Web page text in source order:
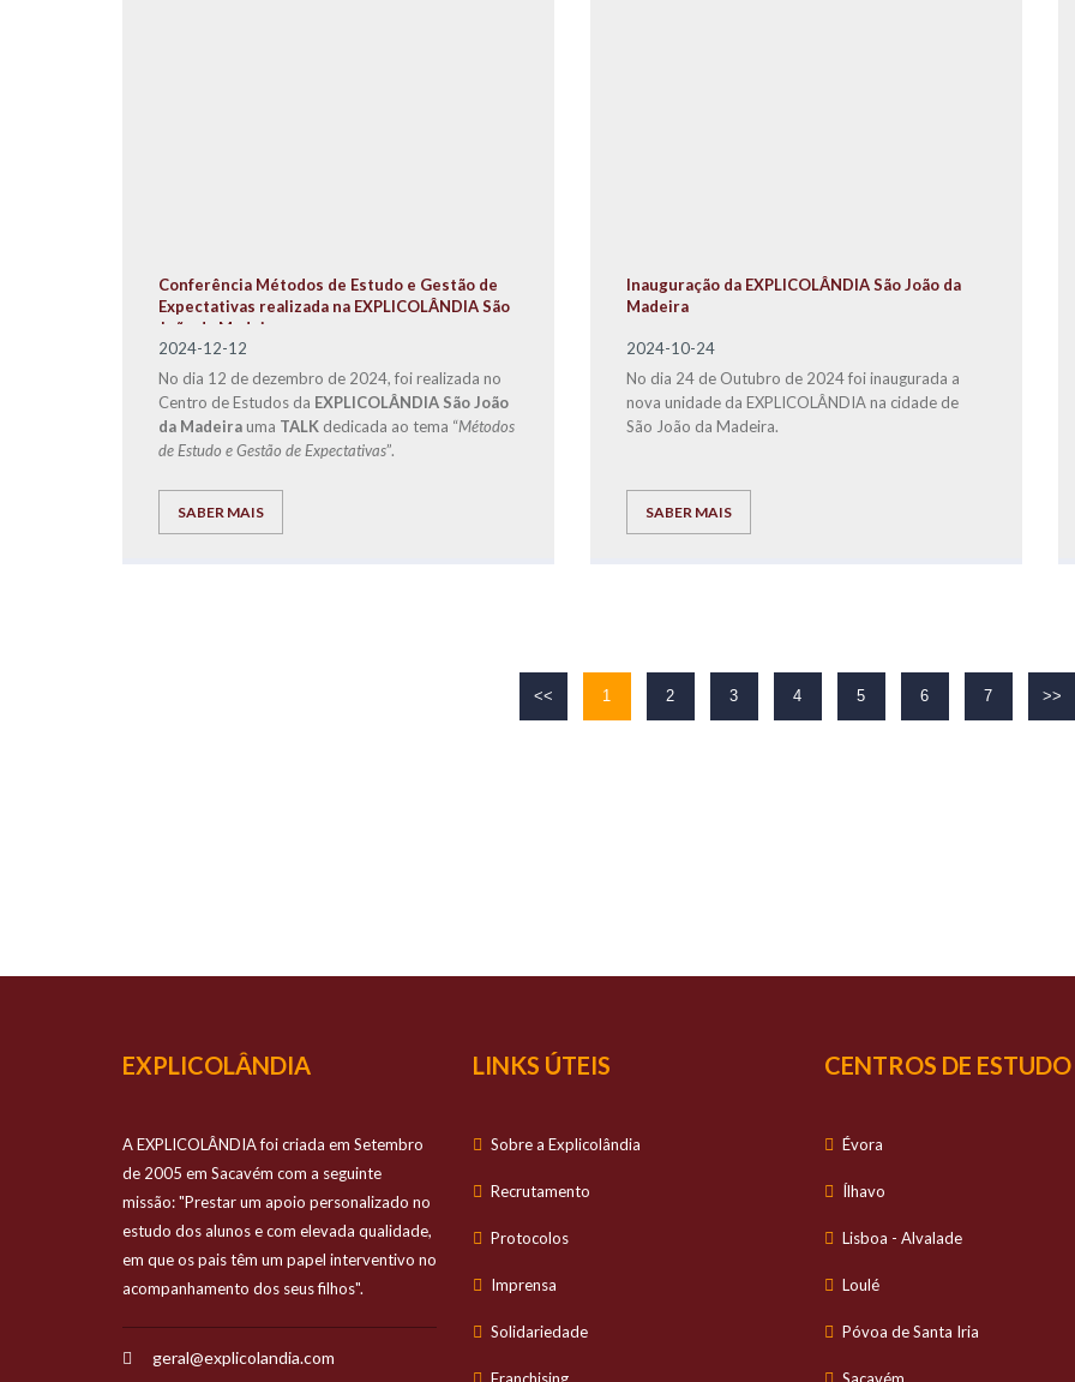
Conferência Métodos de Estudo e Gestão de
Expectativas realizada na EXPLICOLÂNDIA São
João da Madeira
2024-12-12
No dia 12 de dezembro de 2024, foi realizada no
Centro de Estudos da EXPLICOLÂNDIA São João
da Madeirauma TALK dedicada ao tema “Métodos
de Estudo e Gestão de Expectativas”.
SABER MAIS
Inauguração da EXPLICOLÂNDIA São João da
Madeira
2024-10-24
No dia 24 de Outubro de 2024 foi inaugurada a
nova unidade da EXPLICOLÂNDIA na cidade de
São João da Madeira.
SABER MAIS
<< 1 2 3 4 5 6 7 >>
EXPLICOLÂNDIA
A EXPLICOLÂNDIA foi criada em Setembro
de 2005 em Sacavém com a seguinte
missão: "Prestar um apoio personalizado no
estudo dos alunos e com elevada qualidade,
em que os pais têm um papel interventivo no
acompanhamento dos seus filhos".
geral@explicolandia.com
LINKS ÚTEIS
Sobre a Explicolândia
Recrutamento
Protocolos
Imprensa
Solidariedade
CENTROS DE ESTUDO
Évora
Ílhavo
Lisboa - Alvalade
Loulé
Póvoa de Santa Iria